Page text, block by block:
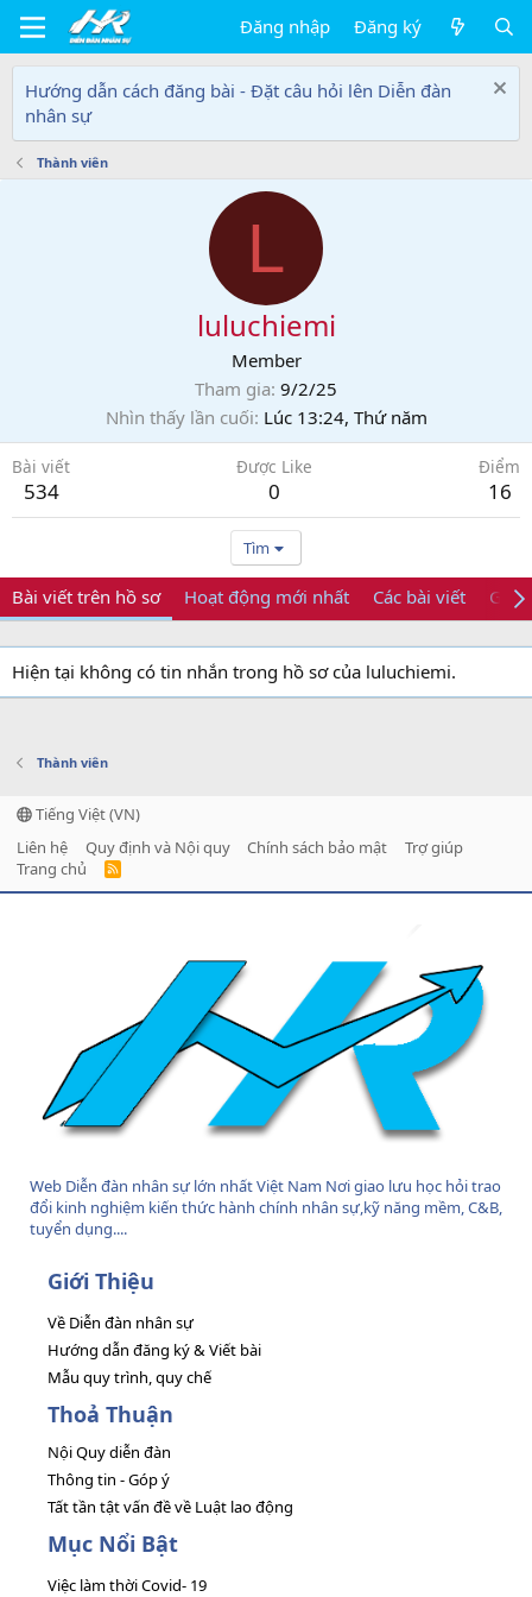
Đăng nhập Đăng ký
Hướng dẫn cách đăng bài - Đặt câu hỏi lên Diễn đàn
nhân sự
Thành viên
L
luluchiemi
Member
Tham gia 9/2/25
Nhìn thấy lần cuối Lúc 13:24, Thứ năm
Bài viết
534
Được Like
0
Điểm
16
Tìm
Bài viết trên hồ sơ Hoạt động mới nhất Các bài viết Giới
Hiện tại không có tin nhắn trong hồ sơ của luluchiemi.
Thành viên
Tiếng Việt (VN)
Liên hệ
Quy định và Nội quy Chính sách bảo mật
Trợ giúp
Trang chủ
R
Web Diễn đàn nhân sự lớn nhất Việt Nam Nơi giao lưu học hỏi trao
đổi kinh nghiệm kiến thức hành chính nhân sự,kỹ năng mềm, C&B,
tuyển dụng....
Giới Thiệu
Về Diễn đàn nhân sự
Hướng dẫn đăng ký & Viết bài
Mẫu quy trình, quy chế
Thoả Thuận
Nội Quy diễn đàn
Thông tin - Góp ý
Tất tần tật vấn đề về Luật lao động
Mục Nổi Bật
Việc làm thời Covid- 19